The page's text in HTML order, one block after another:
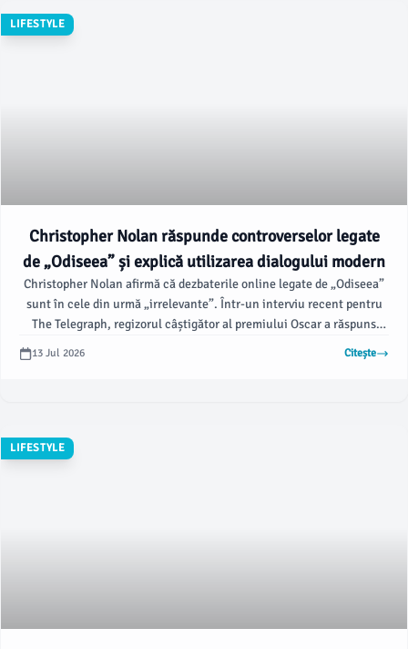
LIFESTYLE
Christopher Nolan răspunde controverselor legate
de „Odiseea” și explică utilizarea dialogului modern
Christopher Nolan afirmă că dezbaterile online legate de „Odiseea”
sunt în cele din urmă „irrelevante”. Într-un interviu recent pentru
The Telegraph, regizorul câștigător al premiului Oscar a răspuns
criticilor privind adaptarea sa după epicul lui Homer, care a stârnit
controverse online asupra unor alegeri de casting și a utilizării
13 Jul 2026 Citește
LIFESTYLE